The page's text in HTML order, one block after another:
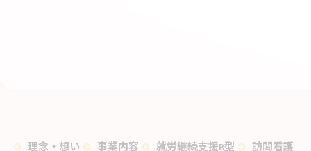
理念・想い 事業内容 就労継続支援B型
訪問看護